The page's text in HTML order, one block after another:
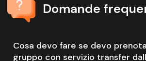
Domande
Cosa devo fare se devo
gruppo con servizio transfer